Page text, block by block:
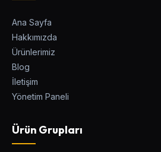
Ana Sayfa
Hakkımızda
Ürünlerimiz
Blog
İletişim
Yönetim Paneli
Ürün Grupları